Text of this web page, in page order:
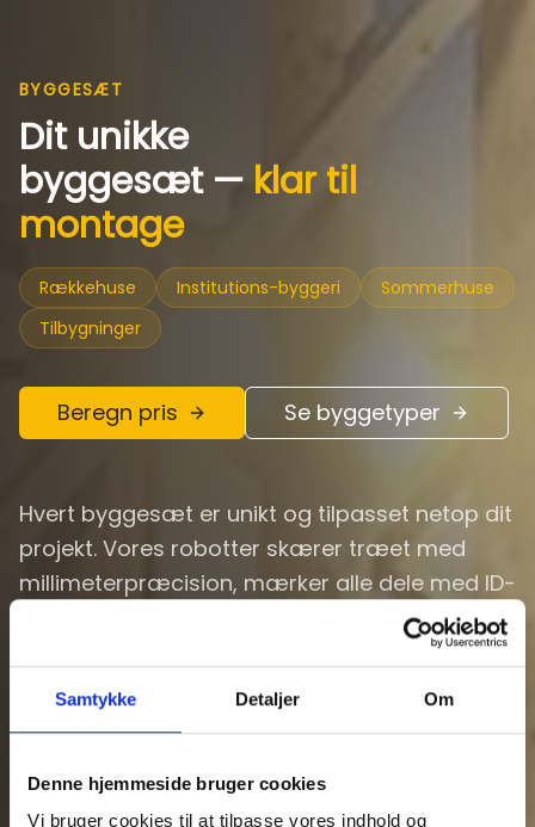
Samtykke Detaljer Om
Denne hjemmeside bruger cookies
Vi bruger cookies til at tilpasse vores indhold og
BYGGESÆT
Dit unikke
byggesæt — klar til
montage
Rækkehuse Institutions-byggeri
Sommerhuse
Tilbygninger
Beregn pris Se byggetyper
Hvert byggesæt er unikt og tilpasset netop dit
projekt. Vores robotter skærer træet med
millimeterpræcision, mærker alle dele med ID-
monteringsrækkefølge — klar til montage på
byggepladsen.
Vi leverer til stort set alle typer byggeri — fra
tilbygninger.